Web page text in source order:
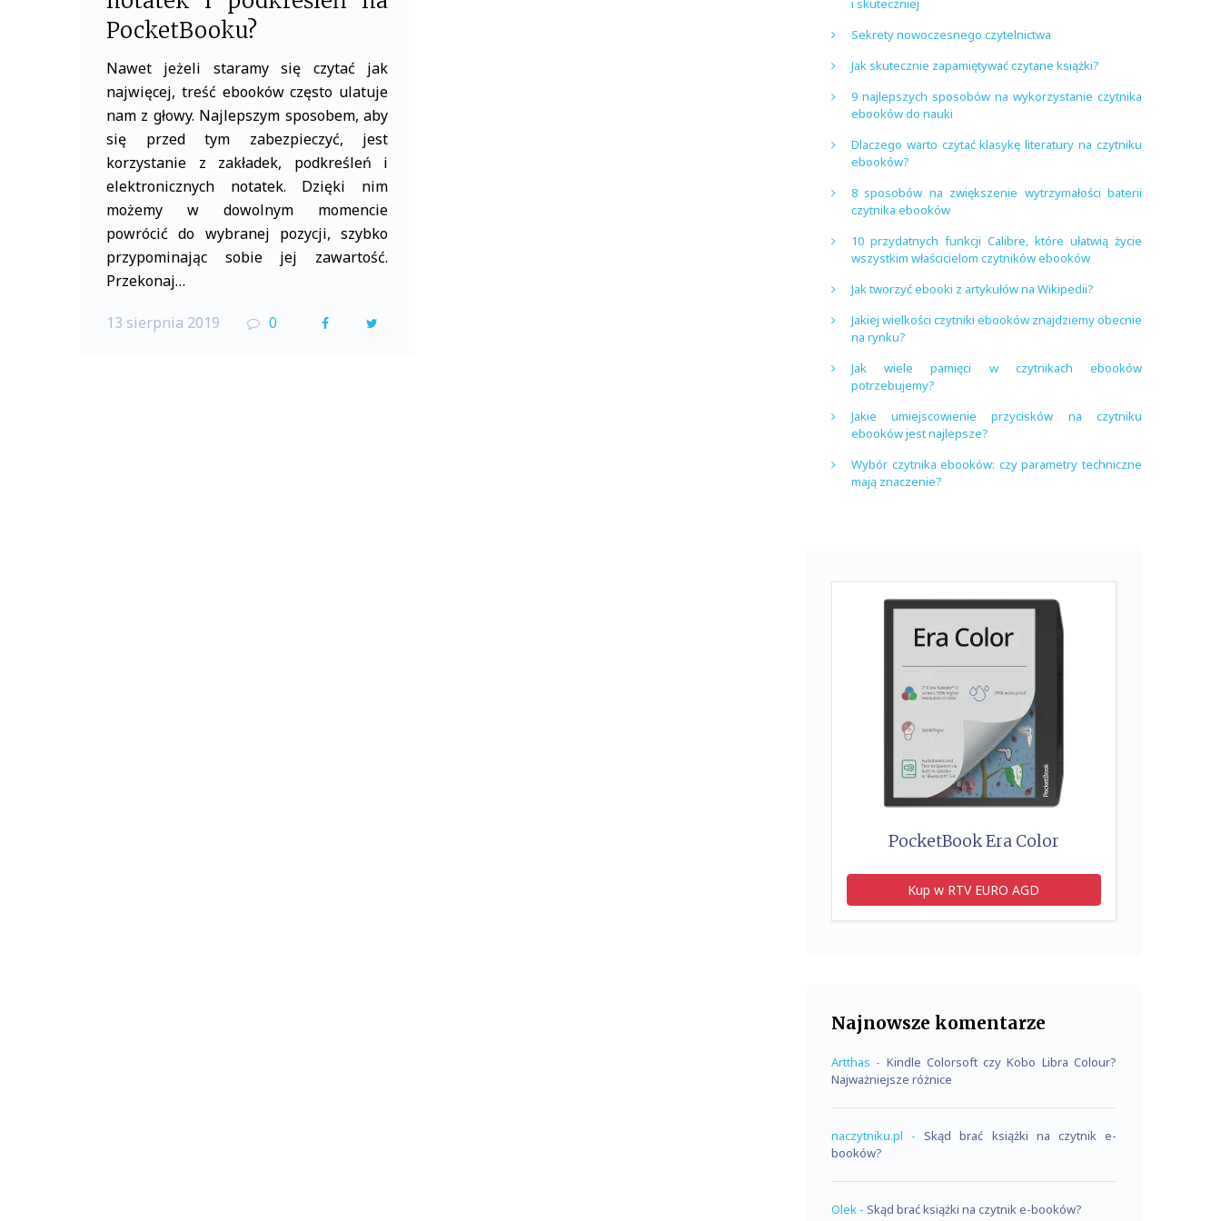
PocketBooku?
Nawet jeżeli staramy się czytać jak
najwięcej, treść ebooków często ulatuje
nam z głowy. Najlepszym sposobem, aby
się przed tym zabezpieczyć, jest
korzystanie z zakładek, podkreśleń i
elektronicznych notatek. Dzięki nim
możemy w dowolnym momencie
powrócić do wybranej pozycji, szybko
przypominając sobie jej zawartość.
Przekonaj…
13 sierpnia 2019 0
F
i skuteczniej
Sekrety nowoczesnego czytelnictwa
Jak skutecznie zapamiętywać czytane książki?
9 najlepszych sposobów na wykorzystanie czytnika
ebooków do nauki
Dlaczego warto czytać klasykę literatury na czytniku
ebooków?
8 sposobów na zwiększenie wytrzymałości baterii
czytnika ebooków
10 przydatnych funkcji Calibre, które ułatwią życie
wszystkim właścicielom czytników ebooków
Jak tworzyć ebooki z artykułów na Wikipedii?
Jakiej wielkości czytniki ebooków znajdziemy obecnie
na rynku?
Jak wiele pamięci w czytnikach ebooków
potrzebujemy?
Jakie umiejscowienie przycisków na czytniku
ebooków jest najlepsze?
Wybór czytnika ebooków: czy parametry techniczne
mają znaczenie?
PocketBook Era Color
Kup w RTV EURO AGD
Najnowsze komentarze
Artthas - Kindle Colorsoft czy Kobo Libra Colour?
Najważniejsze różnice
naczytniku.pl - Skąd brać książki na czytnik e-
booków?
Olek - Skąd brać książki na czytnik e-booków?